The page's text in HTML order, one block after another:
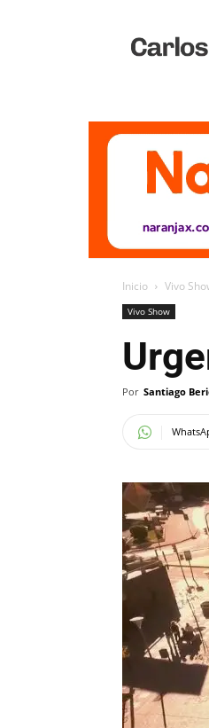
Vivo
Inicio Vivo
Vivo Show
Por Santiago